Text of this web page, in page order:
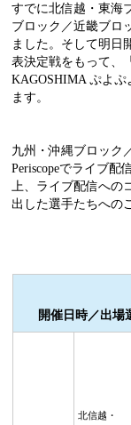
すでに北信越・東海
ブロック／近畿ブロ
ました。そして明日
表決定戦をもって、
KAGOSHIMA ぷよ
ます。
九州・沖縄ブロック
Periscopeでライブ
上、ライブ配信への
出した選手たちへの
開催日時／出場
北信越・